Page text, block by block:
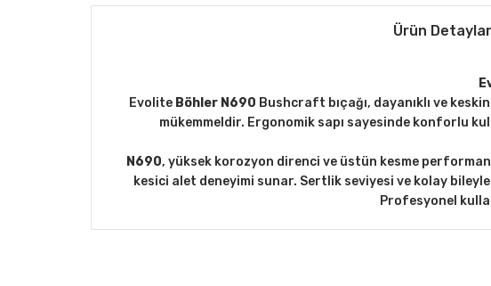
Ürün
Evolite Böhler N690 Bushcraft bıçağı, dayanıklı ve
mükemmeldir. Ergonomik sapı sayesinde konforlu
N690, yüksek korozyon direnci ve üstün kesme
kesici alet deneyimi sunar. Sertlik seviyesi ve kolay
Profesyonel